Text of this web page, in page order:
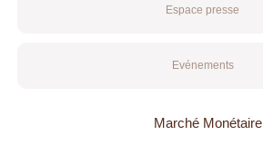
Espace presse
Evénements
Marché Monétaire